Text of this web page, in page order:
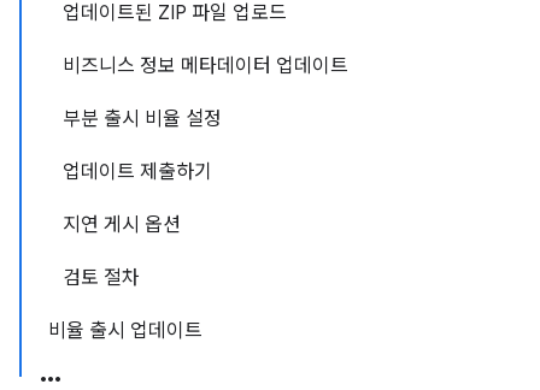
업데이트된 ZIP 파일 업로드
비즈니스 정보 메타데이터 업데이트
부분 출시 비율 설정
업데이트 제출하기
지연 게시 옵션
검토 절차
비율 출시 업데이트